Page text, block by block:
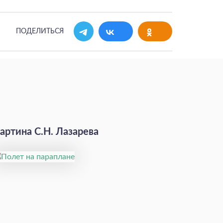
ПОДЕЛИТЬСЯ
С.Н. Лазарева